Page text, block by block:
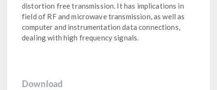
distortion free transmission. It has implications in
field of RF and microwave transmission, as well as
computer and instrumentation data connections,
dealing with high frequency signals.
Download